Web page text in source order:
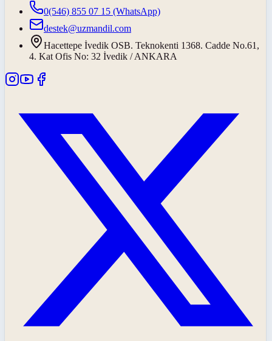
0(546) 855 07 15 (WhatsApp)
destek@uzmandil.com
Hacettepe İvedik OSB. Teknokenti 1368. Cadde No.61,
4. Kat Ofis No: 32 İvedik / ANKARA